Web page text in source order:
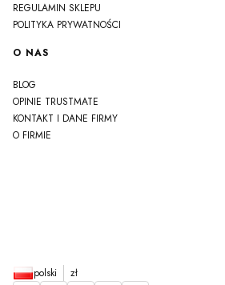
REGULAMIN SKLEPU
POLITYKA PRYWATNOŚCI
O NAS
BLOG
OPINIE TRUSTMATE
KONTAKT I DANE FIRMY
O FIRMIE
polski zł